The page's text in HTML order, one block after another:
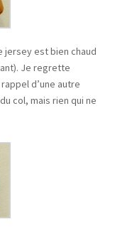
jersey est bien chaud
Je regrette
d’une autre
col, mais rien qui ne